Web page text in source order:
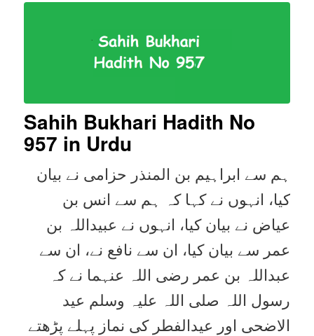
Sahih Bukhari Hadith No
957 in Urdu
ہم سے ابراہیم بن المنذر حزامی نے بیان
کیا، انہوں نے کہا کہ ہم سے انس بن
عیاض نے بیان کیا، انہوں نے عبیداللہ بن
عمر سے بیان کیا، ان سے نافع نے، ان سے
عبداللہ بن عمر رضی اللہ عنہما نے کہ
رسول اللہ صلی اللہ علیہ وسلم عید
الاضحی اور عیدالفطر کی نماز پہلے پڑھتے